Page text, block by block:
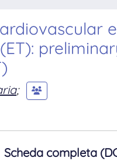
;
Scheda completa